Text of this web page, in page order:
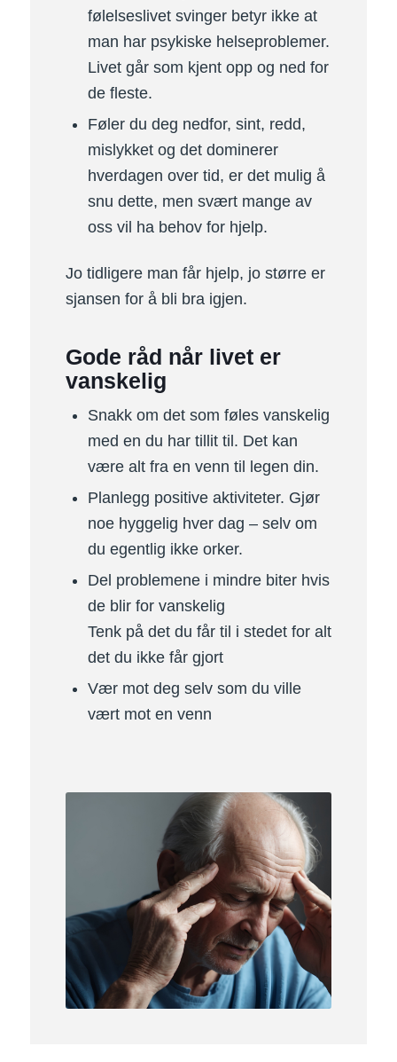
følelseslivet svinger betyr ikke at
man har psykiske helseproblemer.
Livet går som kjent opp og ned for
de fleste.
Føler du deg nedfor, sint, redd,
mislykket og det dominerer
hverdagen over tid, er det mulig å
snu dette, men svært mange av
oss vil ha behov for hjelp.
Jo tidligere man får hjelp, jo større er
sjansen for å bli bra igjen.
Gode råd når livet er
vanskelig
Snakk om det som føles vanskelig
med en du har tillit til. Det kan
være alt fra en venn til legen din.
Planlegg positive aktiviteter. Gjør
noe hyggelig hver dag – selv om
du egentlig ikke orker.
Del problemene i mindre biter hvis
de blir for vanskelig
Tenk på det du får til i stedet for alt
det du ikke får gjort
Vær mot deg selv som du ville
vært mot en venn